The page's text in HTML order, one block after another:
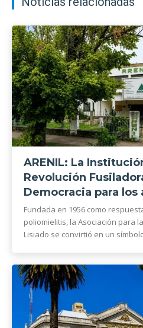
ARENIL: La
Revolución
Democracia para
Fundada en 1956 como
poliomielitis, la Asociación para
Lisiado se convirtió en un